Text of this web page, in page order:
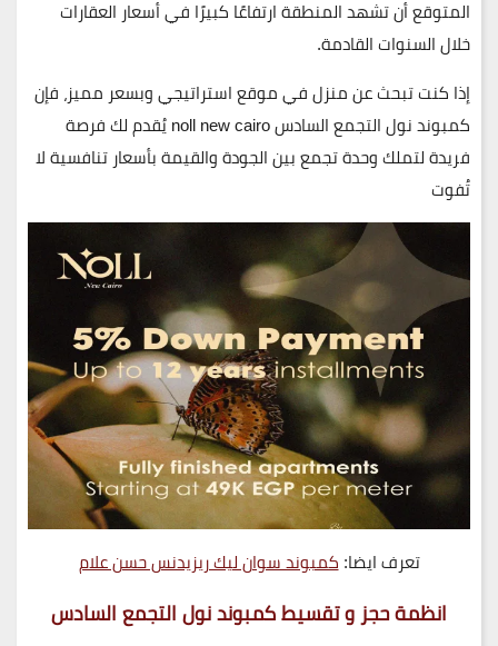
المتوقع أن تشهد المنطقة ارتفاعًا كبيرًا في أسعار العقارات
خلال السنوات القادمة.
إذا كنت تبحث عن منزل في موقع استراتيجي وبسعر مميز، فإن
كمبوند نول التجمع السادس noll new cairo
يُقدم لك فرصة
فريدة لتملك وحدة تجمع بين الجودة والقيمة بأسعار تنافسية لا
تُفوت
تعرف ايضا:كمبوند سوان ليك ريزيدنس حسن علام
انظمة حجز و تقسيط كمبوند نول التجمع السادس